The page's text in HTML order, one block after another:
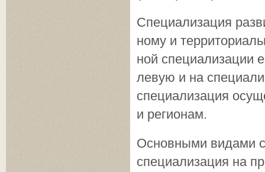
Специализация
ному и
ной специализации
левую и на
специализация
и регионам.
Основными видами
специализация на